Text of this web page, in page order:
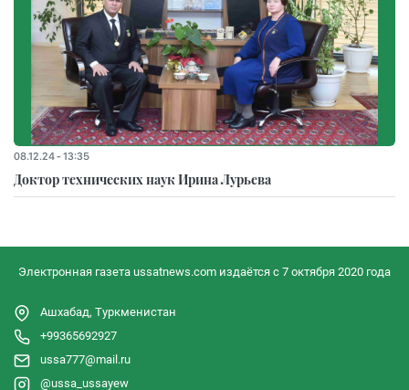
08.12.24 - 13:35
Доктор технических наук Ирина Лурьева
Электронная газета ussatnews.com издаётся с 7 октября 2020 года
Ашхабад, Туркменистан
+99365692927
ussa777@mail.ru
@ussa_ussayew